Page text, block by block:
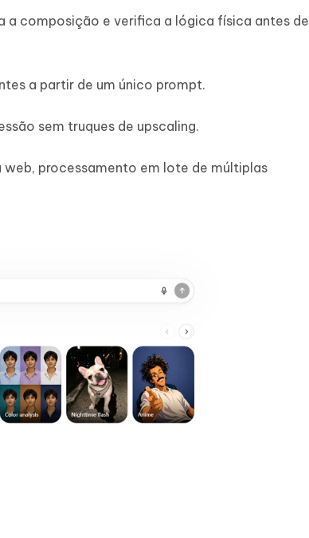
a composição e verifica a lógica física antes de
a partir de um único prompt.
sem truques de upscaling.
web, processamento em lote de múltiplas